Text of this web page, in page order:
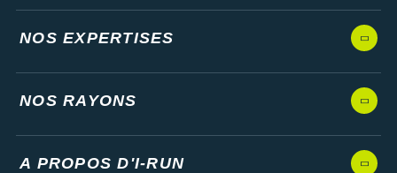
NOS EXPERTISES
NOS RAYONS
A PROPOS D'I-RUN